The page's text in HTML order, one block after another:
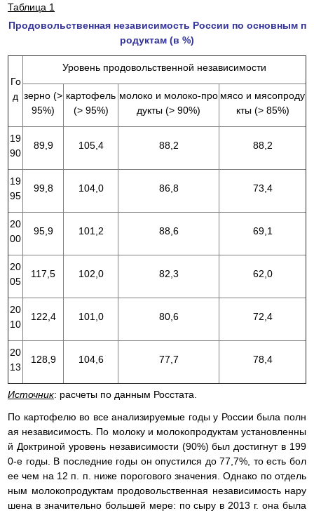
Таблица 1
Продовольственная независимость России по основным п
родуктам (в %)
Го
д
Уровень продовольственной независимости
зерно (>
95%)
картофель
(> 95%)
молоко и молоко-про
дукты (> 90%)
мясо и мясопроду
кты (> 85%)
19
90
89,9 105,4 88,2 88,2
19
95
99,8 104,0 86,8 73,4
20
00
95,9 101,2 88,6 69,1
20
05
117,5 102,0 82,3 62,0
20
10
122,4 101,0 80,6 72,4
20
13
128,9 104,6 77,7 78,4
Источник: расчеты по данным Росстата.
По картофелю во все анализируемые годы у России была полн
ая независимость. По молоку и молокопродуктам установленны
й Доктриной уровень независимости (90%) был достигнут в 199
0-е годы. В последние годы он опустился до 77,7%, то есть бол
ее чем на 12 п. п. ниже порогового значения. Однако по отдель
ным молокопродуктам продовольственная независимость нару
шена в значительно большей мере: по сыру в 2013 г. она была